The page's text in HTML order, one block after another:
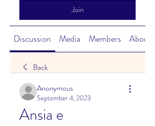
Join
Discussion Media Members About
Back
Anonymous
September 4, 2023
Ansia e